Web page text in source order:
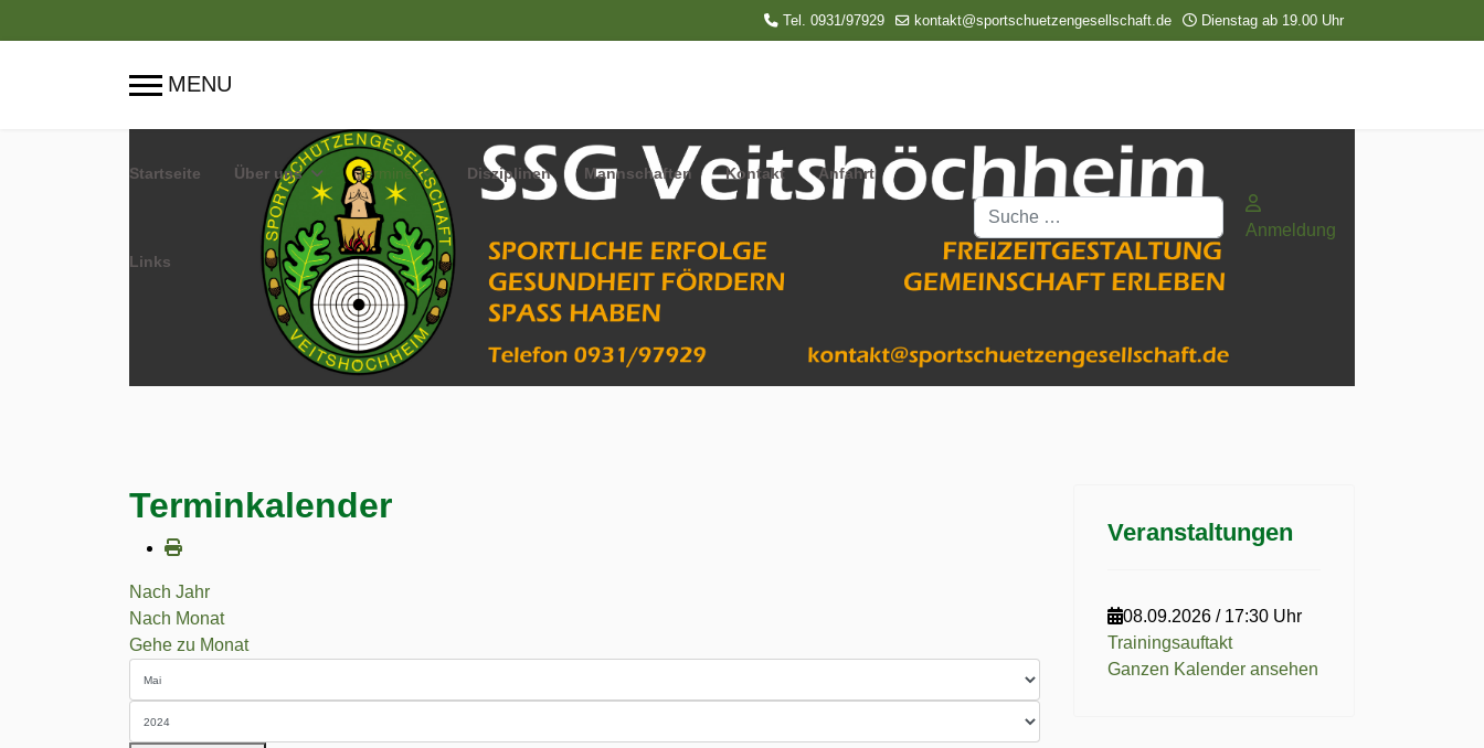
Tel. 0931/97929 kontakt@sportschuetzengesellschaft.de Dienstag ab 19.00 Uhr
Startseite Über uns Termine Disziplinen Mannschaften Kontakt Anfahrt
Links
Suchen
Anmeldung
Terminkalender
Nach Jahr
Nach Monat
Gehe zu Monat
Veranstaltungen
08.09.2026 / 17:30 Uhr
Trainingsauftakt
Ganzen Kalender ansehen